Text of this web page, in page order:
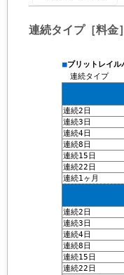
連続タイプ［料金］